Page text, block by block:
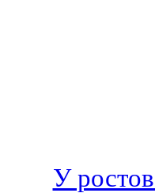
У